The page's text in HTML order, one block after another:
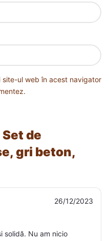
Set de
gri beton,
26/12/2023
solidă. Nu am nicio
site-ul web în acest navigator